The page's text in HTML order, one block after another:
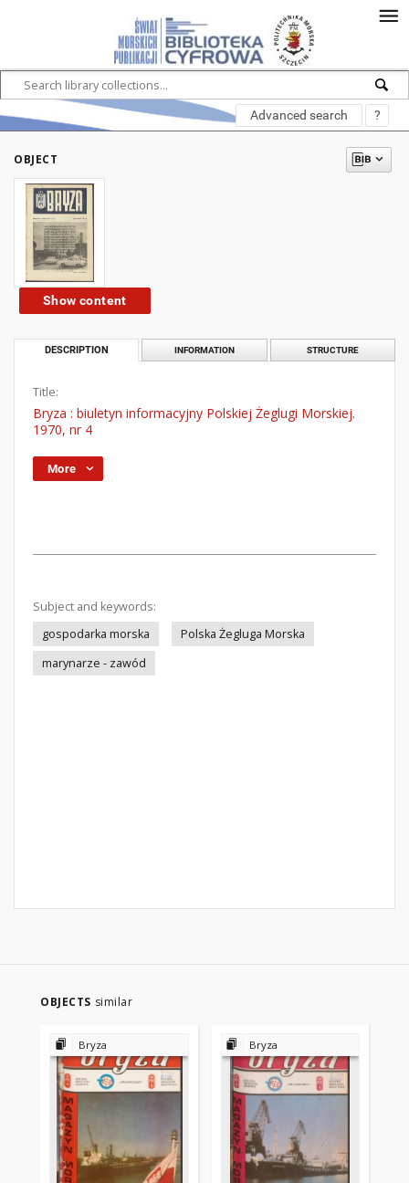
Advanced search ?
OBJECT
Show content
DESCRIPTION INFORMATION STRUCTURE
Title:
Bryza : biuletyn informacyjny Polskiej Żeglugi Morskiej.
1970, nr 4
More
Subject and keywords:
gospodarka morska
Polska Żegluga Morska
marynarze - zawód
OBJECTS similar
Bryza Bryza